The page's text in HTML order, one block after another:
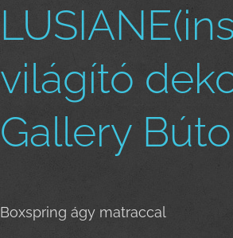
világító
Gallery
Boxspring ágy matraccal